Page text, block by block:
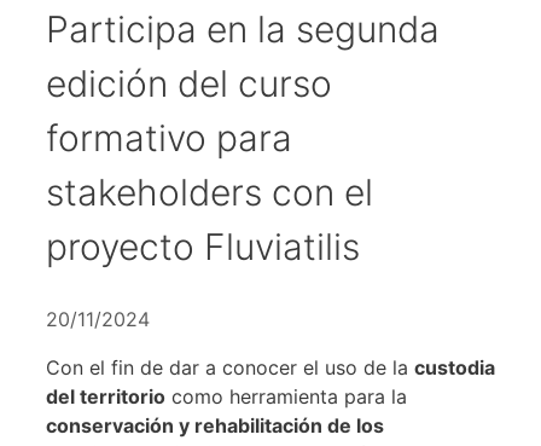
Participa en la segunda
edición del curso
formativo para
stakeholders con el
proyecto Fluviatilis
20/11/2024
Con el fin de dar a conocer el uso de la custodia
del territorio como herramienta para la
conservación y rehabilitación de los